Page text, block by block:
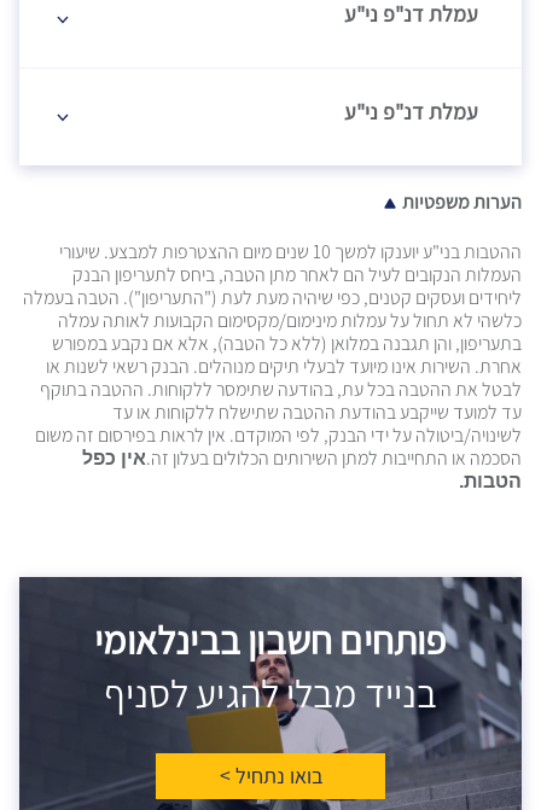
עמלת דנ"פ ני"ע
עמלת דנ"פ ני"ע
הערות משפטיות
ההטבות בני"ע יוענקו למשך 10 שנים מיום ההצטרפות למבצע. שיעורי
העמלות הנקובים לעיל הם לאחר מתן הטבה, ביחס לתעריפון הבנק
ליחידים ועסקים קטנים, כפי שיהיה מעת לעת ("התעריפון"). הטבה בעמלה
כלשהי לא תחול על עמלות מינימום/מקסימום הקבועות לאותה עמלה
בתעריפון, והן תגבנה במלואן (ללא כל הטבה), אלא אם נקבע במפורש
אחרת. השירות אינו מיועד לבעלי תיקים מנוהלים. הבנק רשאי לשנות או
לבטל את ההטבה בכל עת, בהודעה שתימסר ללקוחות. ההטבה בתוקף
עד למועד שייקבע בהודעת ההטבה שתישלח ללקוחות או עד
לשינויה/ביטולה על ידי הבנק, לפי המוקדם. אין לראות בפירסום זה משום
הסכמה או התחייבות למתן השירותים הכלולים בעלון זה.אין כפל
הטבות.
פותחים חשבון בבינלאומי
בנייד מבלי להגיע לסניף
בואו נתחיל >